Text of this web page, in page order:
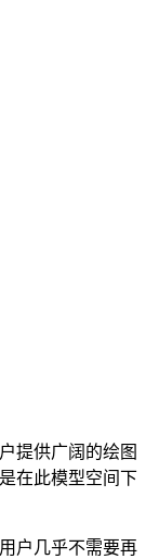
提供广阔的绘图
在此模型空间下
户几乎不需要再